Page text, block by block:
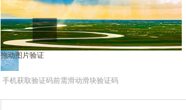
拖动图片验证
手机获取验证码前需滑动滑块验证码